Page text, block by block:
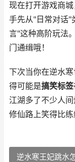
现在打开游戏商城
手先从"日常对话"
言"这种高阶玩法
门通缉哦！
下次当你在逆水
得可能是搞笑标签
江湖多了不少人
修仙路上笑得比练
逆水寒王妃跳水